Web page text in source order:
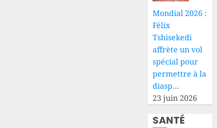
Mondial 2026 :
Félix
Tshisekedi
affrète un vol
spécial pour
permettre à la
diasp…
23 juin 2026
SANTÉ